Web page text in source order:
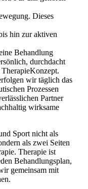
Dieses
hin zur aktiven
Behandlung
durchdacht
wir täglich das
Prozessen
Partner
wirksame
Sport nicht als
als zwei Seiten
Therapie ist
Behandlungsplan,
gemeinsam mit